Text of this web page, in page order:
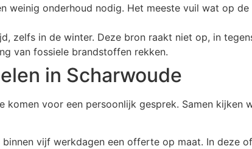
weinig onderhoud nodig. Het meeste vuil wat op
zelfs in de winter. Deze bron raakt niet op, in
van fossiele brandstoffen rekken.
in Scharwoude
voor een persoonlijk gesprek. Samen kijken
vijf werkdagen een offerte op maat. In deze